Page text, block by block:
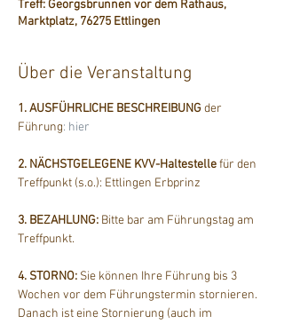
Treff: Georgsbrunnen vor dem Rathaus,
Marktplatz, 76275 Ettlingen
Über die Veranstaltung
1. AUSFÜHRLICHE BESCHREIBUNG der
Führung: hier
2. NÄCHSTGELEGENE KVV-Haltestelle für den
Treffpunkt (s.o.): Ettlingen Erbprinz
3. BEZAHLUNG: Bitte bar am Führungstag am
Treffpunkt.
4. STORNO: Sie können Ihre Führung bis 3
Wochen vor dem Führungstermin stornieren.
Danach ist eine Stornierung (auch im